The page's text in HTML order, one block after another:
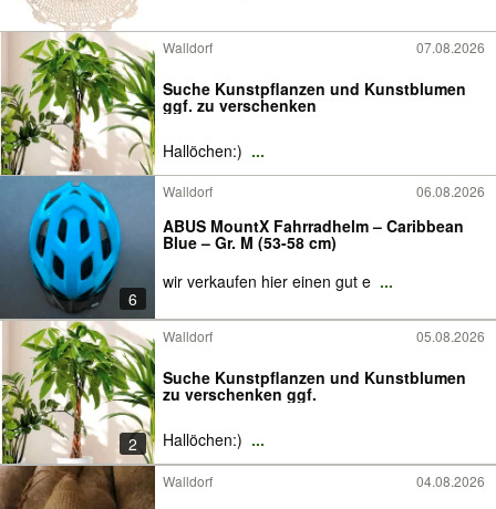
Walldorf 07.08.2026
Suche Kunstpflanzen und Kunstblumen
ggf. zu verschenken
Hallöchen:) ...
6
Walldorf 06.08.2026
ABUS MountX Fahrradhelm – Caribbean
Blue – Gr. M (53-58 cm)
wir verkaufen hier einen gut e ...
2
Walldorf 05.08.2026
Suche Kunstpflanzen und Kunstblumen
zu verschenken ggf.
Hallöchen:) ...
Walldorf 04.08.2026